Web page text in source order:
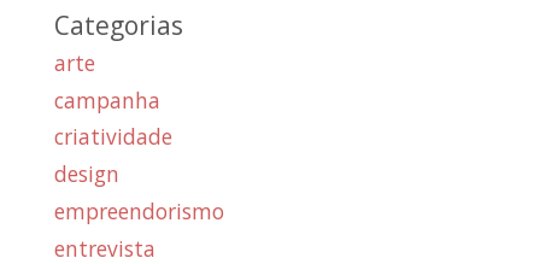
Categorias
arte
campanha
criatividade
design
empreendorismo
entrevista